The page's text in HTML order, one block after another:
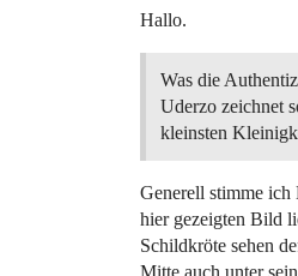
Hallo.
Was die
Uderzo zeichnet
kleinsten
Generell stimme ich
hier gezeigten Bild
Schildkröte sehen
Mitte auch unter